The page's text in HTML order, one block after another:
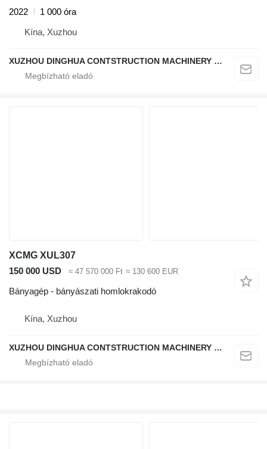
2022
1 000 óra
Kína, Xuzhou
XUZHOU DINGHUA CONTSTRUCTION MACHINERY CO., LTD.
XCMG XUL307
150 000 USD
≈ 47 570 000 Ft ≈ 130 600 EUR
Bányagép - bányászati homlokrakodó
Kína, Xuzhou
XUZHOU DINGHUA CONTSTRUCTION MACHINERY CO., LTD.